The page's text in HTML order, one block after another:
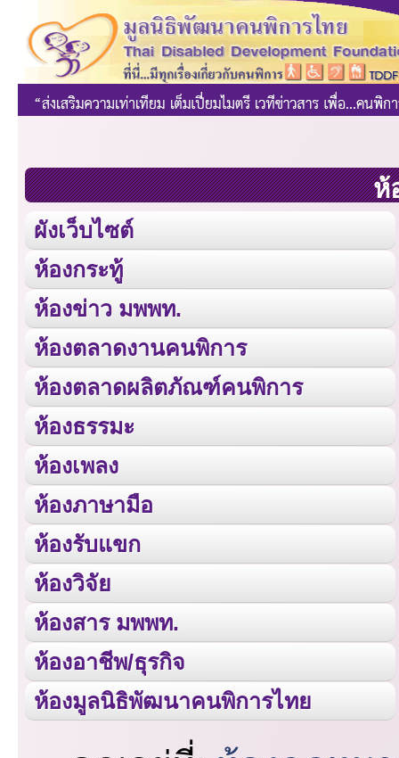
ห้
ผังเว็บไซต์
ห้องกระทู้
ห้องข่าว มพพท.
ห้องตลาดงานคนพิการ
ห้องตลาดผลิตภัณฑ์คนพิการ
ห้องธรรมะ
ห้องเพลง
ห้องภาษามือ
ห้องรับแขก
ห้องวิจัย
ห้องสาร มพพท.
ห้องอาชีพ/ธุรกิจ
ห้องมูลนิธิพัฒนาคนพิการไทย